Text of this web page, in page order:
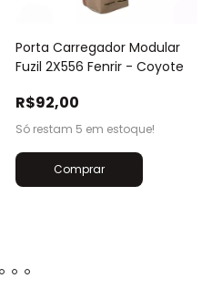
Porta Carregador Modular
Fuzil 2X556 Fenrir - Coyote
R$92,00
Só restam 5 em estoque!